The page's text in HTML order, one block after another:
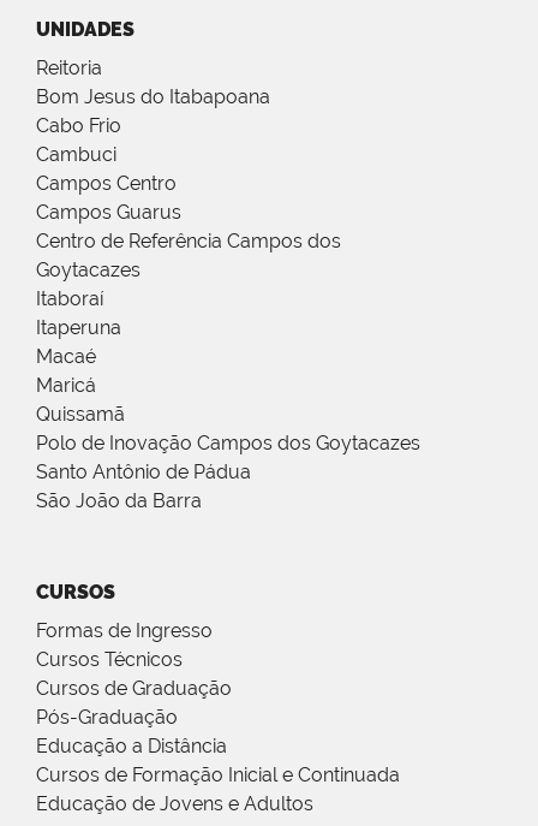
UNIDADES
Reitoria
Bom Jesus do Itabapoana
Cabo Frio
Cambuci
Campos Centro
Campos Guarus
Centro de Referência Campos dos
Goytacazes
Itaboraí
Itaperuna
Macaé
Maricá
Quissamã
Polo de Inovação Campos dos Goytacazes
Santo Antônio de Pádua
São João da Barra
CURSOS
Formas de Ingresso
Cursos Técnicos
Cursos de Graduação
Pós-Graduação
Educação a Distância
Cursos de Formação Inicial e Continuada
Educação de Jovens e Adultos